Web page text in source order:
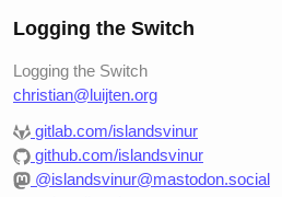
Logging the Switch
Logging the Switch
christian@luijten.org
gitlab.com/islandsvinur
github.com/islandsvinur
@islandsvinur@mastodon.social